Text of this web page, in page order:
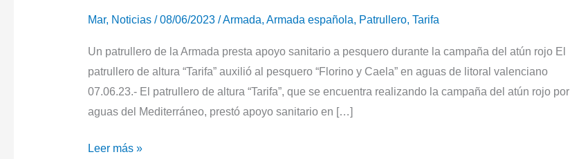
Mar, Noticias/08/06/2023 /Armada, Armada española, Patrullero, Tarifa
Un patrullero de la Armada presta apoyo sanitario a pesquero durante la campaña del atún rojo El
patrullero de altura “Tarifa” auxilió al pesquero “Florino y Caela” en aguas de litoral valenciano
07.06.23.- El patrullero de altura “Tarifa”, que se encuentra realizando la campaña del atún rojo por
aguas del Mediterráneo, prestó apoyo sanitario en […]
Un
Leer más »